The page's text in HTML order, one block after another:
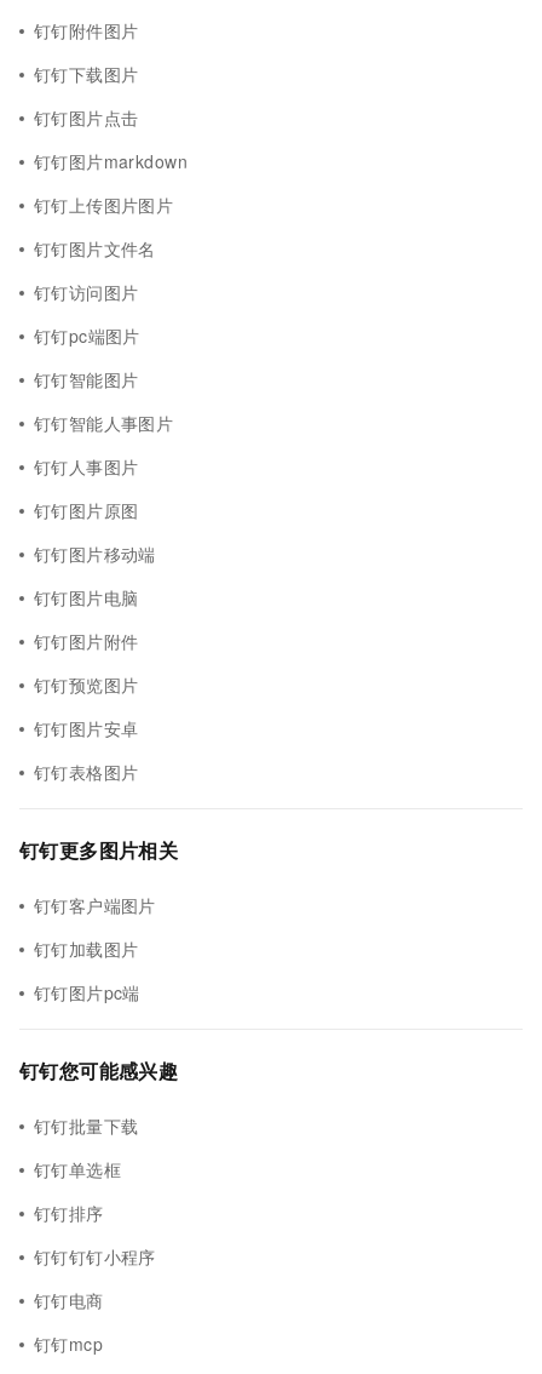
钉钉附件图片
钉钉下载图片
钉钉图片点击
钉钉图片markdown
钉钉上传图片图片
钉钉图片文件名
钉钉访问图片
钉钉pc端图片
钉钉智能图片
钉钉智能人事图片
钉钉人事图片
钉钉图片原图
钉钉图片移动端
钉钉图片电脑
钉钉图片附件
钉钉预览图片
钉钉图片安卓
钉钉表格图片
钉钉更多图片相关
钉钉客户端图片
钉钉加载图片
钉钉图片pc端
钉钉您可能感兴趣
钉钉批量下载
钉钉单选框
钉钉排序
钉钉钉钉小程序
钉钉电商
钉钉mcp